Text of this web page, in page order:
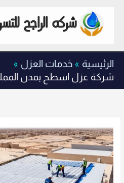
المحتوى
الرئيسية
خدمات العزل
شركة عزل اسطح بمدن المملكة